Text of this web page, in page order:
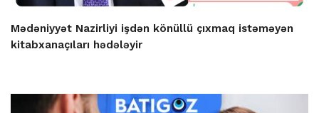
Mədəniyyət Nazirliyi işdən könüllü çıxmaq istəməyən
kitabxanaçıları hədələyir